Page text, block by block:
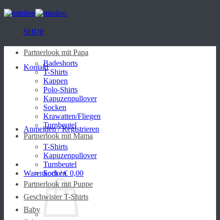
Zum
Inhalt
SHOP
Kontakt
Anmelden / Registrieren
Warenkorb /€ 0,00
Partnerlook mit Papa
Badeshorts
T-Shirts
Kappen
Polo-Shirts
Kapuzenpullover
Socken
Krawatten/Fliegen
Turnbeutel
Partnerlook mit Mama
T-Shirts
Kapuzenpullover
Turnbeutel
Socken
Partnerlook mit Puppe
Geschwister T-Shirts
Baby